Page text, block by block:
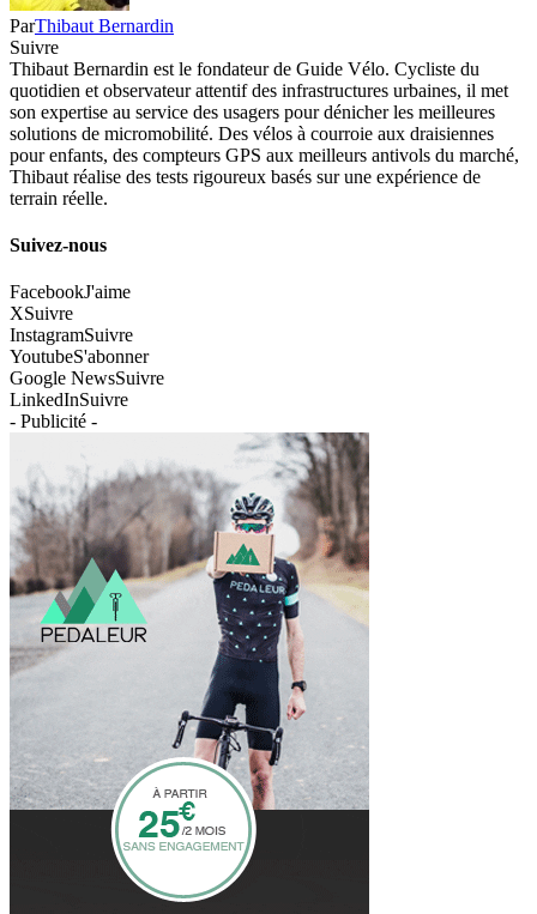
ParThibaut Bernardin
Suivre
Thibaut Bernardin est le fondateur de Guide Vélo. Cycliste du
quotidien et observateur attentif des infrastructures urbaines, il met
son expertise au service des usagers pour dénicher les meilleures
solutions de micromobilité. Des vélos à courroie aux draisiennes
pour enfants, des compteurs GPS aux meilleurs antivols du marché,
Thibaut réalise des tests rigoureux basés sur une expérience de
terrain réelle.
Suivez-nous
FacebookJ'aime
XSuivre
InstagramSuivre
YoutubeS'abonner
Google NewsSuivre
LinkedInSuivre
- Publicité -